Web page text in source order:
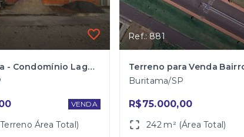
Lote a venda - Condomínio Lago Azul 2 em Buritama/SP
VENDA
Área Total)
Ref.: 881
Buritama/SP
R$75.000,00
242 m² (Área Total)